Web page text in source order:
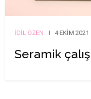
İDIL ÖZEN 4 EKIM 2021
Seramik